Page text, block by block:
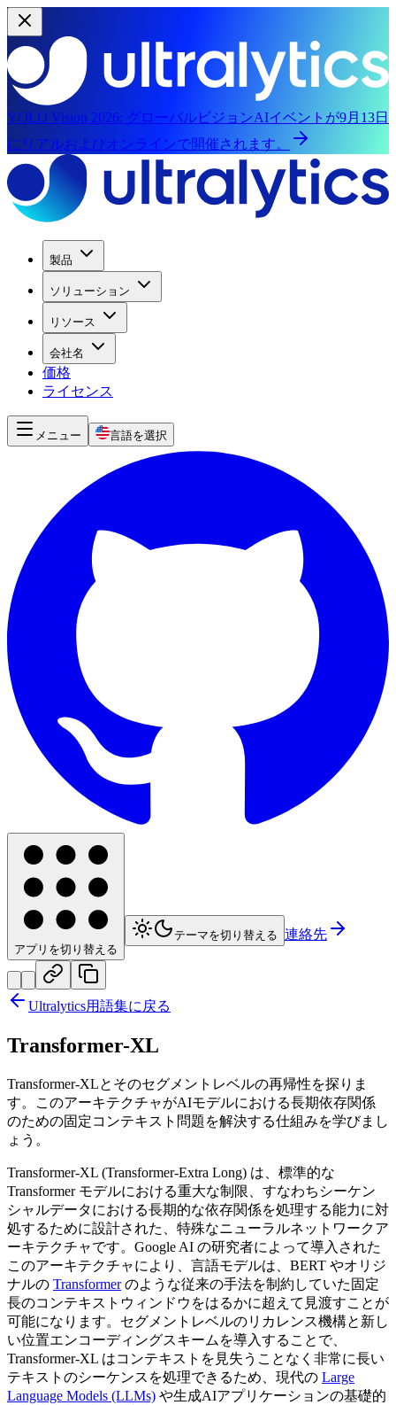
YOLO Vision 2026: グローバルビジョンAIイベントが9月13日
にリアルおよびオンラインで開催されます。
製品
ソリューション
リソース
会社名
価格
ライセンス
メニュー 言語を選択
アプリを切り替える
テーマを切り替える 連絡先
Ultralytics用語集に戻る
Transformer-XL
Transformer-XLとそのセグメントレベルの再帰性を探りま
す。このアーキテクチャがAIモデルにおける長期依存関係
のための固定コンテキスト問題を解決する仕組みを学びまし
ょう。
Transformer-XL (Transformer-Extra Long) は、標準的な
Transformer モデルにおける重大な制限、すなわちシーケン
シャルデータにおける長期的な依存関係を処理する能力に対
処するために設計された、特殊なニューラルネットワークア
ーキテクチャです。Google AI の研究者によって導入された
このアーキテクチャにより、言語モデルは、BERT やオリジ
ナルの Transformerのような従来の手法を制約していた固定
長のコンテキストウィンドウをはるかに超えて見渡すことが
可能になります。セグメントレベルのリカレンス機構と新し
い位置エンコーディングスキームを導入することで、
Transformer-XL はコンテキストを見失うことなく非常に長い
テキストのシーケンスを処理できるため、現代の Large
Language Models (LLMs) や生成AIアプリケーションの基礎的